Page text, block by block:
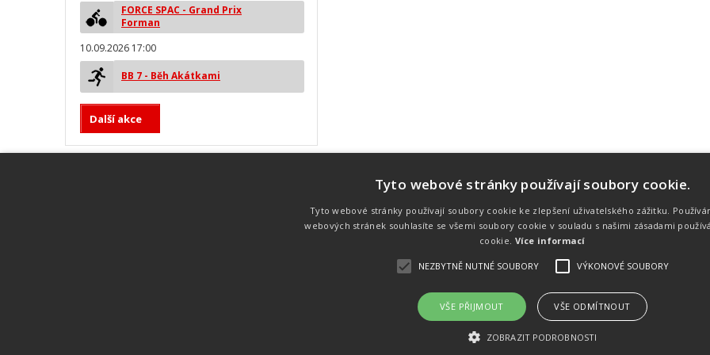
FORCE SPAC - Grand Prix
Forman
10.09.2026 17:00
BB 7 - Běh Akátkami
Další akce
technologie od společnosti MYLAPS. Tato
technologie je používána na olympijských
Náš tým
Náš tým je schopen na profesionální
úrovni zajistit pořádání sportovních
soutěží. Organizaci závodů, registraci na
místě, měření, zpracování a publikaci
. Publikování a šíření obsahu je bez písemného souhlasu
Úvod Kalendář akcí
Tyto webové stránky používají soubory cookie.
Tyto webové stránky používají soubory cookie ke zlepšení uživatelského zážitku.
webových stránek souhlasíte se všemi soubory cookie v souladu s našimi zásadami
cookie. Více informací
NEZBYTNĚ NUTNÉ SOUBORY VÝKONOVÉ SOUBORY
VŠE PŘIJMOUT VŠE ODMÍTNOUT
ZOBRAZIT PODROBNOSTI